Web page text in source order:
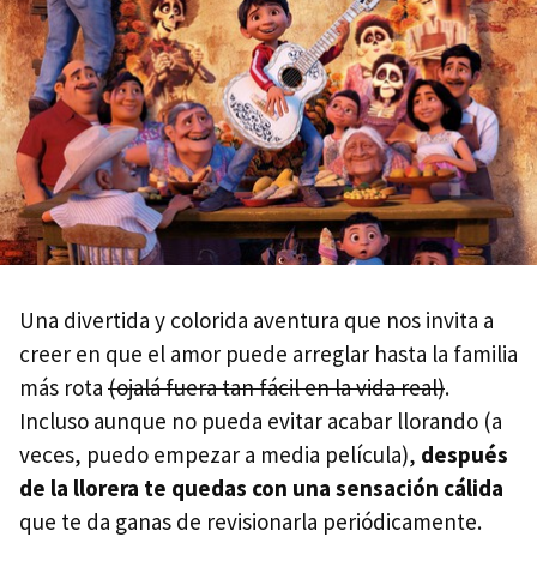
Una divertida y colorida aventura que nos invita a
creer en que el amor puede arreglar hasta la familia
más rota (ojalá fuera tan fácil en la vida real).
Incluso aunque no pueda evitar acabar llorando (a
veces, puedo empezar a media película), después
de la llorera te quedas con una sensación cálida
que te da ganas de revisionarla periódicamente.